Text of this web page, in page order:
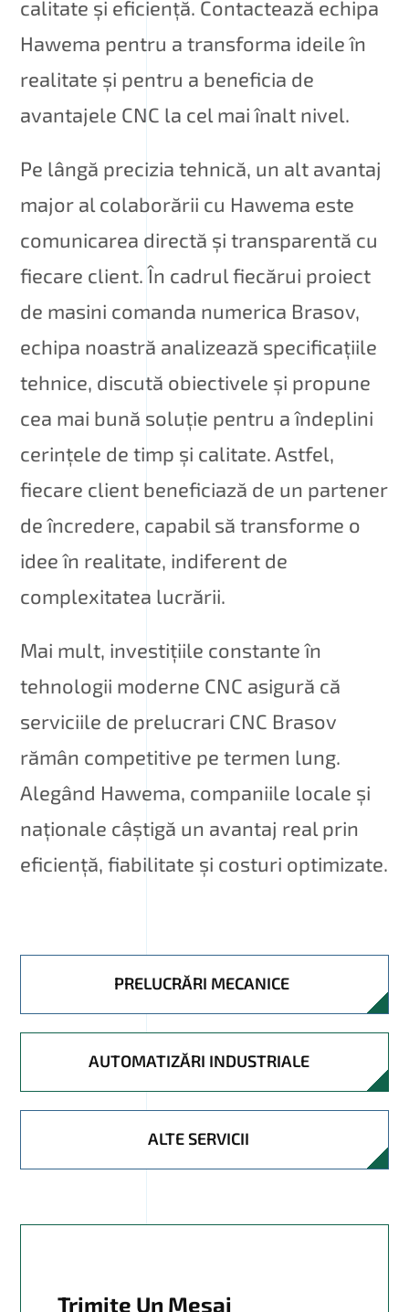
calitate și eficiență. Contactează echipa
Hawema pentru a transforma ideile în
realitate și pentru a beneficia de
avantajele CNC la cel mai înalt nivel.
Pe lângă precizia tehnică, un alt avantaj
major al colaborării cu Hawema este
comunicarea directă și transparentă cu
fiecare client. În cadrul fiecărui proiect
de masini comanda numerica Brasov,
echipa noastră analizează specificațiile
tehnice, discută obiectivele și propune
cea mai bună soluție pentru a îndeplini
cerințele de timp și calitate. Astfel,
fiecare client beneficiază de un partener
de încredere, capabil să transforme o
idee în realitate, indiferent de
complexitatea lucrării.
Mai mult, investițiile constante în
tehnologii moderne CNC asigură că
serviciile de prelucrari CNC Brasov
rămân competitive pe termen lung.
Alegând Hawema, companiile locale și
naționale câștigă un avantaj real prin
eficiență, fiabilitate și costuri optimizate.
PRELUCRĂRI MECANICE
AUTOMATIZĂRI INDUSTRIALE
ALTE SERVICII
Trimite Un Mesaj